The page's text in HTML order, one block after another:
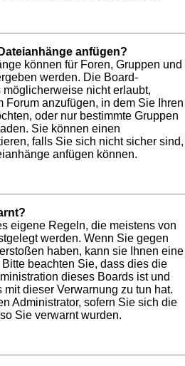
anfügen?
können für Foren, Gruppen und
werden. Die Board-
nicht erlaubt,
Forum anzufügen, in dem Sie Ihren
oder nur bestimmte Gruppen
Sie können einen
falls Sie sich nicht sicher sind,
anfügen können.
eigene Regeln, die meistens von
werden. Wenn Sie gegen
haben, kann sie Ihnen eine
beachten Sie, dass dies die
dieses Boards ist und
dieser Verwarnung zu tun hat.
Administrator, sofern Sie sich die
Sie verwarnt wurden.